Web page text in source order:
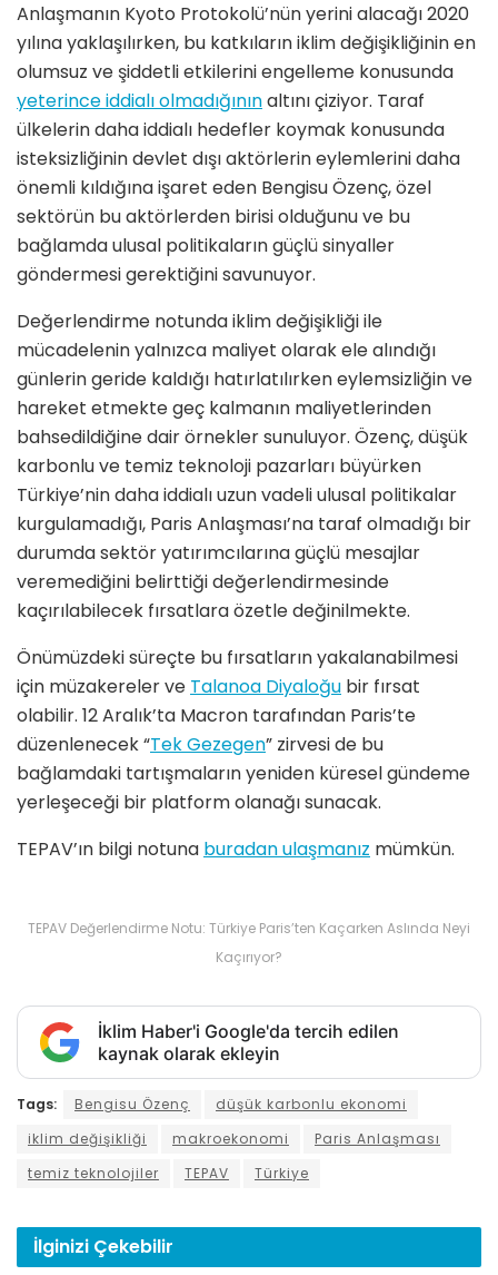
Anlaşmanın Kyoto Protokolü’nün yerini alacağı 2020
yılına yaklaşılırken, bu katkıların iklim değişikliğinin en
olumsuz ve şiddetli etkilerini engelleme konusunda
yeterince iddialı olmadığınınaltını çiziyor. Taraf
ülkelerin daha iddialı hedefler koymak konusunda
isteksizliğinin devlet dışı aktörlerin eylemlerini daha
önemli kıldığına işaret eden Bengisu Özenç, özel
sektörün bu aktörlerden birisi olduğunu ve bu
bağlamda ulusal politikaların güçlü sinyaller
göndermesi gerektiğini savunuyor.
Değerlendirme notunda iklim değişikliği ile
mücadelenin yalnızca maliyet olarak ele alındığı
günlerin geride kaldığı hatırlatılırken eylemsizliğin ve
hareket etmekte geç kalmanın maliyetlerinden
bahsedildiğine dair örnekler sunuluyor. Özenç, düşük
karbonlu ve temiz teknoloji pazarları büyürken
Türkiye’nin daha iddialı uzun vadeli ulusal politikalar
kurgulamadığı, Paris Anlaşması’na taraf olmadığı bir
durumda sektör yatırımcılarına güçlü mesajlar
veremediğini belirttiği değerlendirmesinde
kaçırılabilecek fırsatlara özetle değinilmekte.
Önümüzdeki süreçte bu fırsatların yakalanabilmesi
için müzakereler ve Talanoa Diyaloğu bir fırsat
olabilir. 12 Aralık’ta Macron tarafından Paris’te
düzenlenecek “Tek Gezegen” zirvesi de bu
bağlamdaki tartışmaların yeniden küresel gündeme
yerleşeceği bir platform olanağı sunacak.
TEPAV’ın bilgi notuna buradan ulaşmanız mümkün.
TEPAV Değerlendirme Notu: Türkiye Paris’ten Kaçarken Aslında Neyi
Kaçırıyor?
İklim Haber'i Google'da tercih edilen
kaynak olarak ekleyin
Tags: Bengisu Özenç
düşük karbonlu ekonomi
iklim değişikliği
makroekonomi
Paris Anlaşması
temiz teknolojiler
TEPAV Türkiye
İlginizi Çekebilir